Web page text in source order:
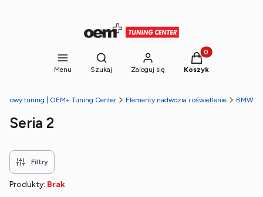
Menu
Otwórz wyszukiwarkę
Szukaj Zaloguj się
Produkty w
Koszyk
tuning | OEM+ Tuning Center Elementy nadwozia i oświetlenie BMW
Seria 2
Filtry
Produkty: Brak